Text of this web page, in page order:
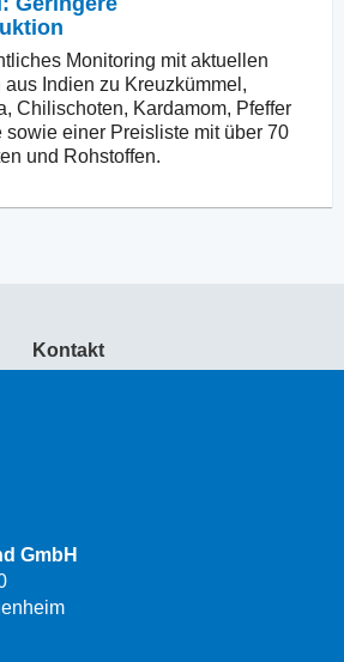
Monitoring mit aktuellen
aus Indien zu Kreuzkümmel,
Chilischoten, Kardamom, Pfeffer
sowie einer Preisliste mit über 70
und Rohstoffen.
Kontakt
GmbH